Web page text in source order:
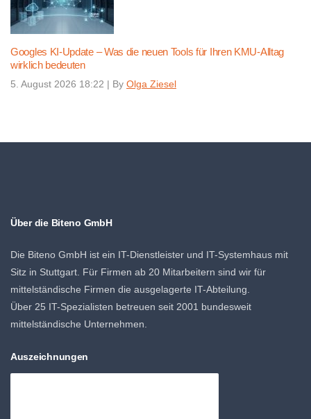
Googles KI-Update – Was die neuen Tools für Ihren KMU-Alltag
wirklich bedeuten
5. August 2026 18:22 | By Olga Ziesel
Über die Biteno GmbH
Die Biteno GmbH ist ein IT-Dienstleister und IT-Systemhaus mit
Sitz in Stuttgart. Für Firmen ab 20 Mitarbeitern sind wir für
mittelständische Firmen die ausgelagerte IT-Abteilung.
Über 25 IT-Spezialisten betreuen seit 2001 bundesweit
mittelständische Unternehmen.
Auszeichnungen